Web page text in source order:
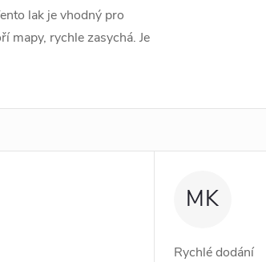
lak je vhodný pro
mapy, rychle zasychá. Je
MK
Rychlé dodání